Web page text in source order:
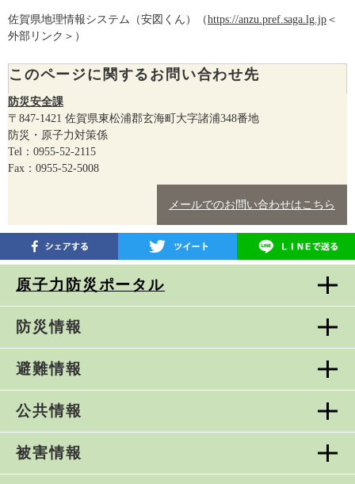
原子力防災ポータル
防災情報
避難情報
公共情報
被害情報
佐賀県地理情報システム（安図くん）（https://anzu.pref.saga.lg.jp ＜
外部リンク＞ ）
このページに関するお問い合わせ先
防災安全課
〒847-1421 佐賀県東松浦郡玄海町大字諸浦348番地
防災・原子力対策係
Tel：0955-52-2115
Fax：0955-52-5008
メールでのお問い合わせはこちら